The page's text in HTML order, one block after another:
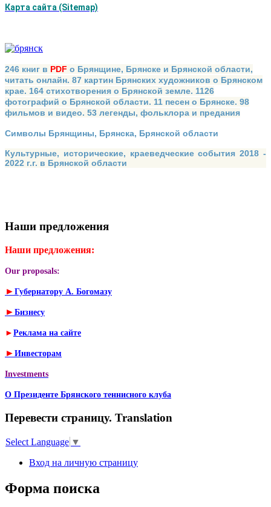
Карта сайта (Sitemap)
246 книг в PDF о Брянщине, Брянске и Брянской области,
читать онлайн. 87 картин Брянских художников о Брянском
крае. 164 стихотворения о Брянской земле. 1126
фотографий о Брянской области. 11 песен о Брянске. 98
фильмов и видео. 53 легенды, фольклора и предания
Символы Брянщины, Брянска, Брянской области
Культурные, исторические, краеведческие события 2018 -
2022 г.г. в Брянской области
Наши предложения
Наши предложения:
Our proposals:
► Губернатору А. Богомазу
► Бизнесу
► Реклама на сайте
► Инвесторам
Investments
О Президенте Брянского теннисного клуба
Перевести страницу. Translation
Select Language ▼
Вход на личную страницу
Форма поиска